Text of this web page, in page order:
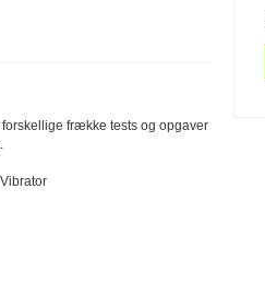
frække tests og opgaver